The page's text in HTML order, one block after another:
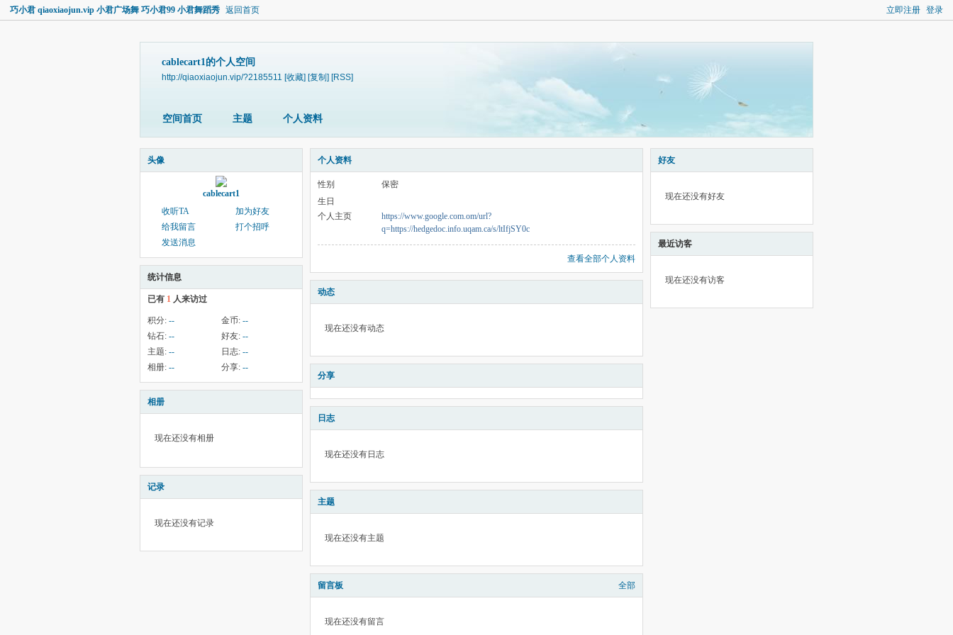
立即注册 登录
巧小君 qiaoxiaojun.vip 小君广场舞 巧小君99 小君舞蹈秀 返回首页
cablecart1的个人空间
http://qiaoxiaojun.vip/?2185511 [收藏] [复制] [RSS]
空间首页 主题 个人资料
头像
cablecart1
收听TA
加为好友
给我留言
打个招呼
发送消息
统计信息
已有 1 人来访过
积分: -- 金币: --
钻石: -- 好友: --
主题: -- 日志: --
相册: -- 分享: --
相册
现在还没有相册
记录
现在还没有记录
个人资料
性别
保密
生日
个人主页
https://www.google.com.om/url?
q=https://hedgedoc.info.uqam.ca/s/ltIfjSY0c
查看全部个人资料
动态
现在还没有动态
分享
日志
现在还没有日志
主题
现在还没有主题
留言板 全部
现在还没有留言
好友
现在还没有好友
最近访客
现在还没有访客